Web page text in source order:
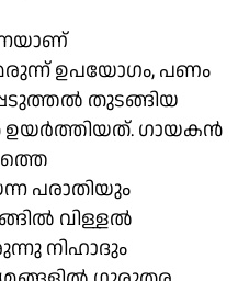
ഉപയോഗം, പണം
തുടങ്ങിയ
ഗായകൻ
പരാതിയും
വിള്ളൽ
നിഹാദും